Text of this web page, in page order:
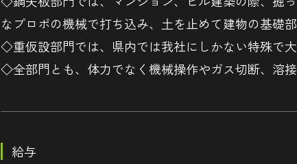
なプロポの機械で打ち込み、土を止めて建物の基礎部
◇重仮設部門では、県内では我社にしかない特殊で
◇全部門とも、体力でなく機械操作やガス切断、溶
給与